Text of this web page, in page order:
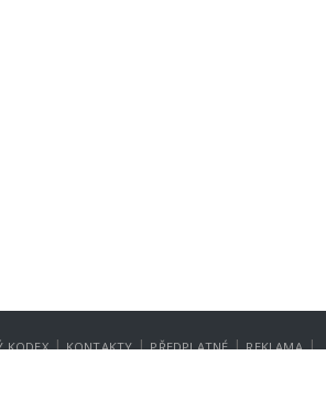
KODEX | KONTAKTY | PŘEDPLATNÉ | REKLAMA |